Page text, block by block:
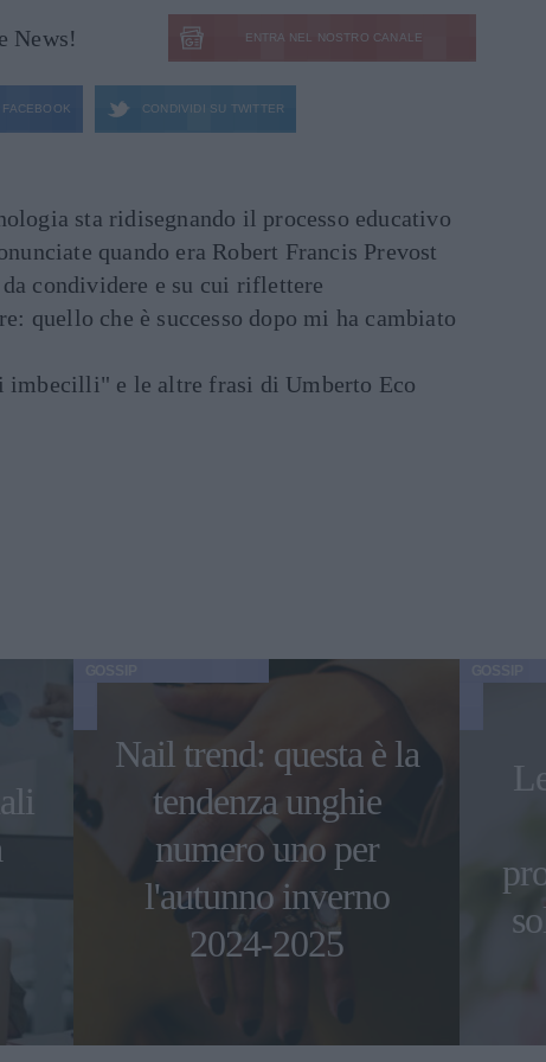
News! ENTRA NEL NOSTRO CANALE
FACEBOOK CONDIVIDI SU TWITTER
sta ridisegnando il processo educativo
quando era Robert Francis Prevost
condividere e su cui riflettere
quello che è successo dopo mi ha cambiato
e le altre frasi di Umberto Eco
Nail trend: questa è la
tendenza unghie
numero uno per
l'autunno inverno
2024-2025